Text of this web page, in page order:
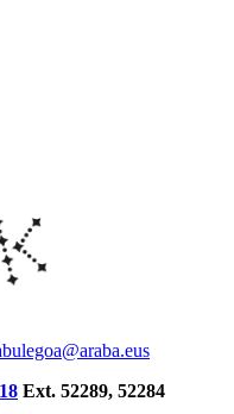
Ext. 52289, 52284